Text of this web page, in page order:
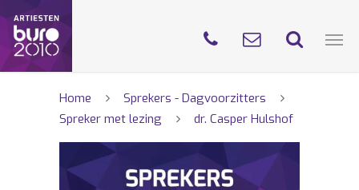
Home
Sprekers - Dagvoorzitters
Spreker met lezing
dr. Casper Hulshof